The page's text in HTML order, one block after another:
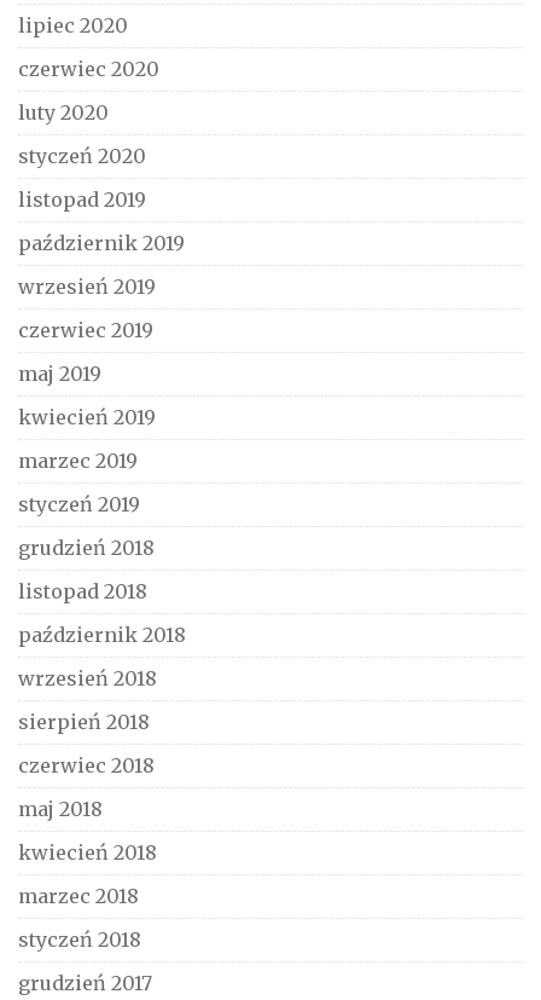
lipiec 2020
czerwiec 2020
luty 2020
styczeń 2020
listopad 2019
październik 2019
wrzesień 2019
czerwiec 2019
maj 2019
kwiecień 2019
marzec 2019
styczeń 2019
grudzień 2018
listopad 2018
październik 2018
wrzesień 2018
sierpień 2018
czerwiec 2018
maj 2018
kwiecień 2018
marzec 2018
styczeń 2018
grudzień 2017